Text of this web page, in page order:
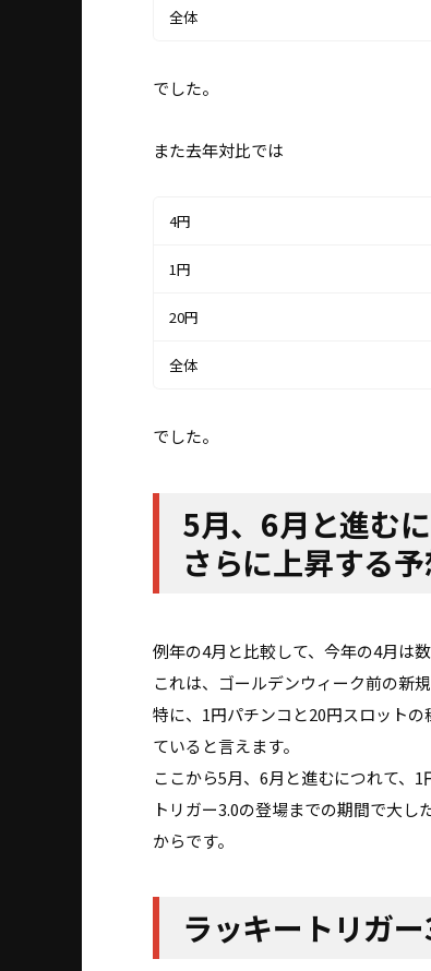
全体
でした。
また去年対比では
4円
1円
20円
全体
でした。
5月、6月と進む
さらに上昇する
例年の4月と比較して、今年の4月は
これは、ゴールデンウィーク前の新
特に、1円パチンコと20円スロット
ていると言えます。
ここから5月、6月と進むにつれて、
トリガー3.0の登場までの期間で大
からです。
ラッキートリガ